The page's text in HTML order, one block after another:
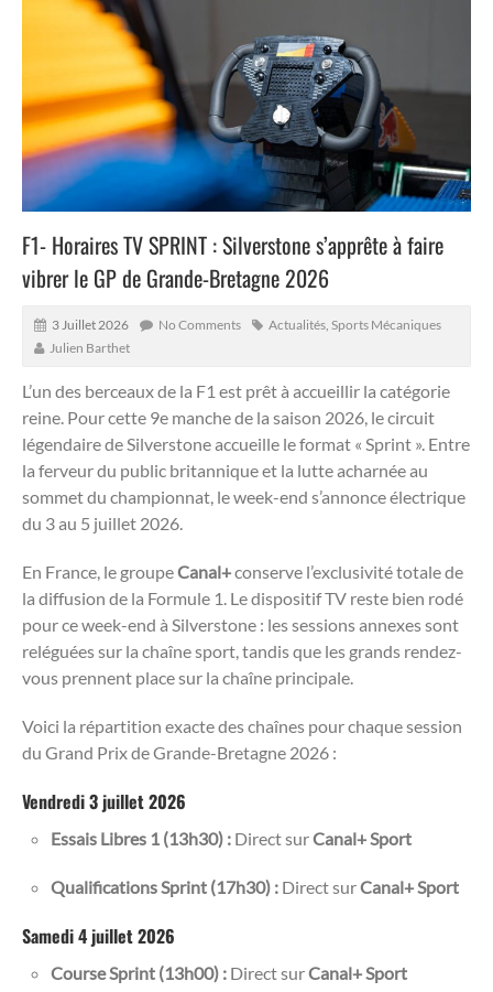
F1- Horaires TV SPRINT : Silverstone s’apprête à faire
vibrer le GP de Grande-Bretagne 2026
3 Juillet 2026 No Comments Actualités Sports Mécaniques
Julien Barthet
L’un des berceaux de la F1 est prêt à accueillir la catégorie
reine. Pour cette 9e manche de la saison 2026, le circuit
légendaire de Silverstone accueille le format « Sprint ». Entre
la ferveur du public britannique et la lutte acharnée au
sommet du championnat, le week-end s’annonce électrique
du 3 au 5 juillet 2026.
En France, le groupeCanal+conserve l’exclusivité totale de
la diffusion de la Formule 1. Le dispositif TV reste bien rodé
pour ce week-end à Silverstone : les sessions annexes sont
reléguées sur la chaîne sport, tandis que les grands rendez-
vous prennent place sur la chaîne principale.
Voici la répartition exacte des chaînes pour chaque session
du Grand Prix de Grande-Bretagne 2026 :
Vendredi 3 juillet 2026
Essais Libres 1 (13h30) : Direct surCanal+ Sport
Qualifications Sprint (17h30) : Direct surCanal+ Sport
Samedi 4 juillet 2026
Course Sprint (13h00) : Direct surCanal+ Sport